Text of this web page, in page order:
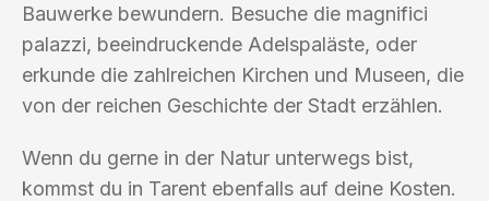
Bauwerke bewundern. Besuche die magnifici
palazzi, beeindruckende Adelspaläste, oder
erkunde die zahlreichen Kirchen und Museen, die
von der reichen Geschichte der Stadt erzählen.
Wenn du gerne in der Natur unterwegs bist,
kommst du in Tarent ebenfalls auf deine Kosten.